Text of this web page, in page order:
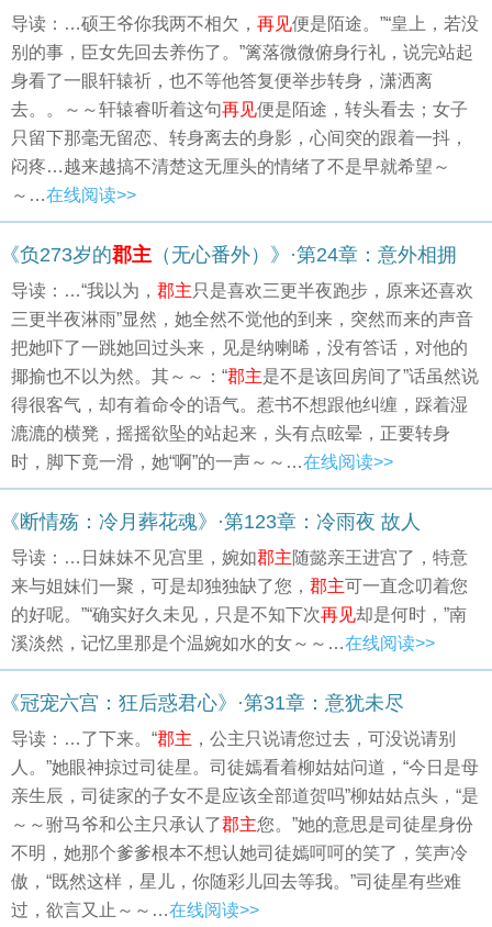
导读：…硕王爷你我两不相欠， 再见便是陌途。”“皇上，若没
别的事，臣女先回去养伤了。”篱落微微俯身行礼，说完站起
身看了一眼轩辕祈，也不等他答复便举步转身，潇洒离
去。。～～轩辕睿听着这句再见便是陌途，转头看去；女子
只留下那毫无留恋、转身离去的身影，心间突的跟着一抖，
闷疼…越来越搞不清楚这无厘头的情绪了不是早就希望～
～…在线阅读>>
《负273岁的郡主 （无心番外）》·第24章：意外相拥
导读：…“我以为， 郡主 只是喜欢三更半夜跑步，原来还喜欢
三更半夜淋雨”显然，她全然不觉他的到来，突然而来的声音
把她吓了一跳她回过头来，见是纳喇晞，没有答话，对他的
揶揄也不以为然。其～～：“郡主是不是该回房间了”话虽然说
得很客气，却有着命令的语气。惹书不想跟他纠缠，踩着湿
漉漉的横凳，摇摇欲坠的站起来，头有点眩晕，正要转身
时，脚下竟一滑，她“啊”的一声～～…在线阅读>>
《断情殇：冷月葬花魂》·第123章：冷雨夜 故人
导读：…日妹妹不见宫里，婉如郡主随懿亲王进宫了，特意
来与姐妹们一聚，可是却独独缺了您， 郡主可一直念叨着您
的好呢。”“确实好久未见，只是不知下次再见却是何时，”南
溪淡然，记忆里那是个温婉如水的女～～…在线阅读>>
《冠宠六宫：狂后惑君心》·第31章：意犹未尽
导读：…了下来。“郡主 ，公主只说请您过去，可没说请别
人。”她眼神掠过司徒星。司徒嫣看着柳姑姑问道，“今日是母
亲生辰，司徒家的子女不是应该全部道贺吗”柳姑姑点头，“是
～～驸马爷和公主只承认了郡主您。”她的意思是司徒星身份
不明，她那个爹爹根本不想认她司徒嫣呵呵的笑了，笑声冷
傲，“既然这样，星儿，你随彩儿回去等我。”司徒星有些难
过，欲言又止～～…在线阅读>>